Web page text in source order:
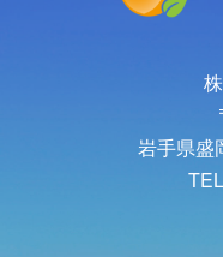
岩手県盛